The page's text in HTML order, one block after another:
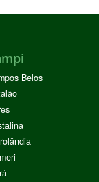
Belos